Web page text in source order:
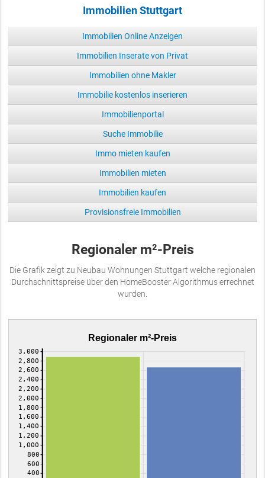
Immobilien Stuttgart
Immobilien Online Anzeigen
Immobilien Inserate von Privat
Immobilien ohne Makler
Immobilie kostenlos inserieren
Immobilienportal
Suche Immobilie
Immo mieten kaufen
Immobilien mieten
Immobilien kaufen
Provisionsfreie Immobilien
Regionaler m²-Preis
Die Grafik zeigt zu Neubau Wohnungen Stuttgart welche regionalen
Durchschnittspreise über den HomeBooster Algorithmus errechnet
wurden.
Regionaler m²-Preis
400
600
800
1,000
1,200
1,400
1,600
1,800
2,000
2,200
2,400
2,600
2,800
3,000